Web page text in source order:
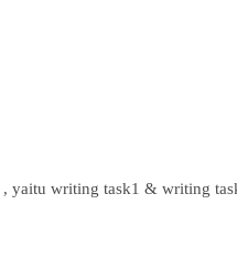
yaitu writing task1 & writing